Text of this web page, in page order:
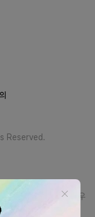
Reserved.
한 정품만을 취급합니
습니다. 정품이 아닐 경우